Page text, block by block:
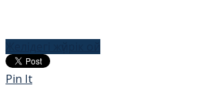
Pin It